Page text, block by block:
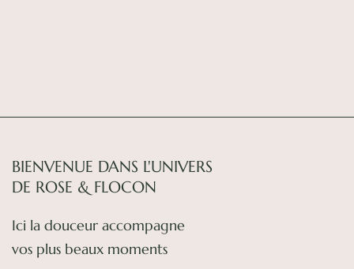
BIENVENUE DANS L'UNIVERS
DE ROSE & FLOCON
Ici la douceur accompagne
vos plus beaux moments